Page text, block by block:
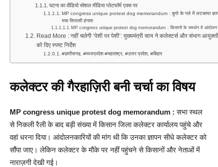
घटना का वीडियो सोशल मीडिया प्लेटफॉर्म एक्स पर
MP congress unique protest dog memorandum : कुत्ते के गले में लटकाया
मचा सियासी हंगामा
MP congress unique protest dog memorandum : किसानों के समर्थन में आंदोलन
Read More : नहीं चलेगी ‘पेशी पर पेशी’: मुख्यमंत्री साय ने कलेक्टर्स और संभाग आयुक्तों
को दिए स्पष्ट निर्देश
#छत्तीसगढ, #मध्यप्रदेश #महाराष्ट्र, #उत्तर प्रदेश, #बिहार
कलेक्टर की गैरहाज़िरी बनी चर्चा का विषय
MP congress unique protest dog memorandum :सभा स्थल
से निकली रैली के बाद बड़ी संख्या में किसान जिला कलेक्टर कार्यालय पहुंचे और
वहां धरना दिया। आंदोलनकारियों की मांग थी कि उनका ज्ञापन सीधे कलेक्टर को
सौंपा जाए। लेकिन कलेक्टर के मौके पर नहीं पहुंचने से किसानों और नेताओं में
नाराज़गी देखी गई।